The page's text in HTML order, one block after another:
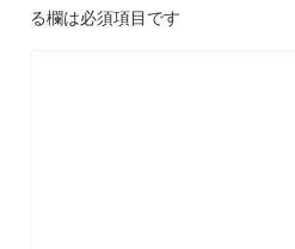
る欄は必須項目です